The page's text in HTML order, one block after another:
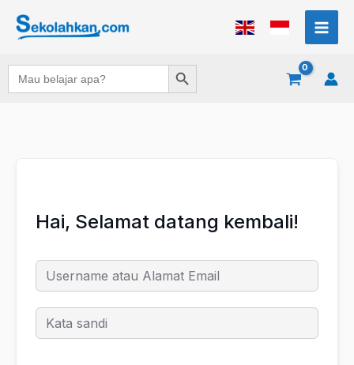
Search
for:
Search Button
Hai, Selamat datang kembali!